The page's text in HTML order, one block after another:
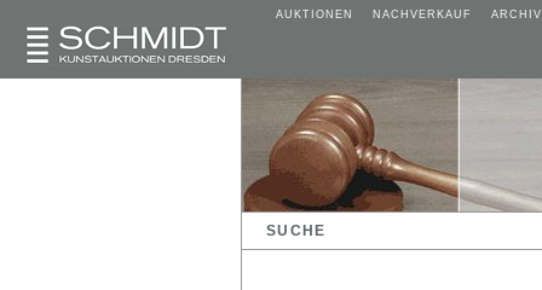
AUKTIONEN NACHVERKAUF ARCHIV
SUCHE